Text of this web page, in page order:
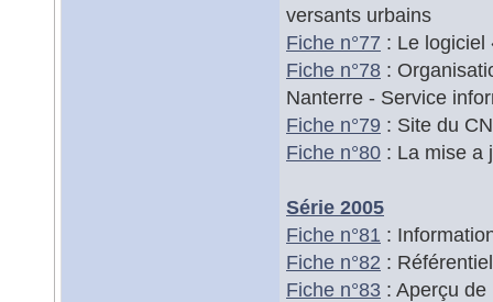
versants urbains
Fiche n°77 : Le logiciel
Fiche n°78 :
Nanterre - Service
Fiche n°79 : Site du
Fiche n°80 : La mise a
Série 2005
Fiche n°81 :
Fiche n°82 :
Fiche n°83 : Aperçu de